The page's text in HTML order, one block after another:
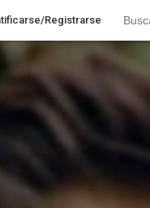
Registrarse